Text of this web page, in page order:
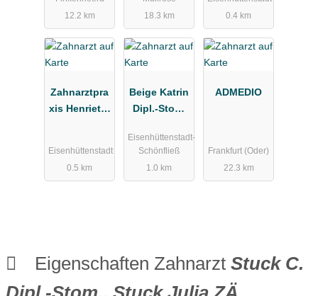
12.2 km
18.3 km
0.4 km
Zahnarztpra
xis Henriette
Eisenhüttenstadt
0.5 km
Beige Katrin
Dipl.-Stom.
xis
Eisenhüttenstadt-
Schönfließ
1.0 km
ADMEDIO
Frankfurt (Oder)
22.3 km
Eigenschaften Zahnarzt Stuck C.